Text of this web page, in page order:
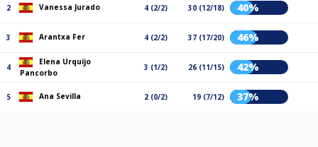
2 Vanessa Jurado 4 (2/2) 30 (12/18) 40%
3 Arantxa Fer 4 (2/2) 37 (17/20) 46%
4
Elena Urquijo
Pancorbo
3 (1/2) 26 (11/15) 42%
5 Ana Sevilla 2 (0/2) 19 (7/12) 37%